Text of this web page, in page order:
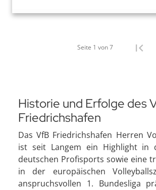
Seite 1 von 7
Historie und Erfolge des
Friedrichshafen
Das VfB Friedrichshafen Herren
ist seit Langem ein Highlight in
deutschen Profisports sowie eine
in der europäischen
anspruchsvollen 1. Bundesliga